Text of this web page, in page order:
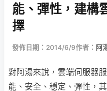
能、彈性，建構
擇
發佈日期：2014/6/9作者： 阿
對阿湯來說，雲端伺服器
能、安全、穩定、彈性，